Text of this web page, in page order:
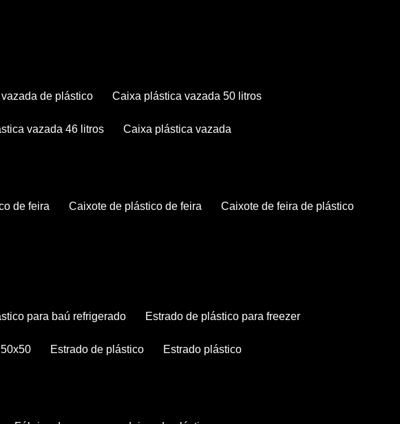
vazada de plástico caixa plástica vazada 50 litros
vazada 46 litros caixa plástica vazada
de feira caixote de plástico de feira caixote de feira de plástico
para baú refrigerado estrado de plástico para freezer
50x50 estrado de plástico estrado plástico